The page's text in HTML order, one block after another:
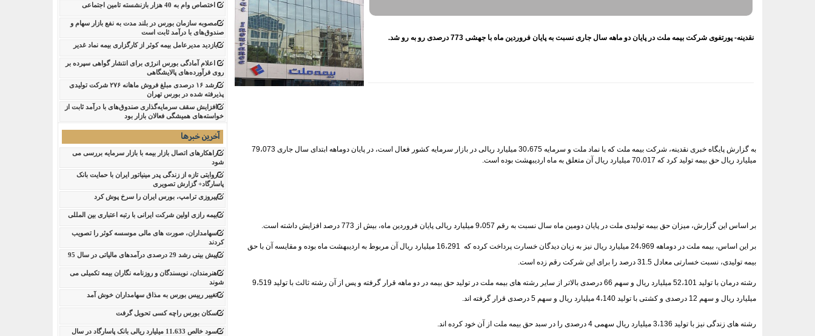
اختصاص وام به 40 هزار بازنشسته تامین اجتماعی
مصوبه سازمان بورس در بلند مدت به نفع بازار سهام و
صندوق‌های با درآمد ثابت است
بازدید مدیرعامل بیمه کوثر از کارگزاری بیمه نماد غدیر
اعلام آمادگی بورس انرژی برای انتشار گواهی سپرده بر
روی فرآورده‌های پالایشگاهی ‌
رشد ۱۶ درصدی مبلغ فروش ماهانه ۲۷۶ شرکت تولیدی
پذیرفته شده در بورس تهران
افزایش سقف سرمایه‌گذاری صندوق‌های با درآمد ثابت از
خواسته‌های همیشگی فعالان بازار بود
آخرین خبرها
راهکارهای اتصال بازار بیمه با بازار سرمایه بررسی می
شود
روایتی تازه از زندگی پدر مینیاتور ایران با حمایت بانک
پاسارگاد+ گزارش تصویری
پیروزی ترامپ، بورس ایران را سرخ پوش کرد
بیمه رازی اولین شرکت ایرانی با رتبه اعتباری بین المللی
سهامداران، صورت های مالی موسسه کوثر را تصویب
کردند
پیش بینی رشد 29 درصدی درآمدهای مالیاتی در سال 95
هنرمندان، نویسندگان و روزنامه نگاران بیمه تکمیلی می
شوند
تغییر رییس بورس به مذاق سهامداران خوش آمد
سکان بورس راچه کسی تحویل گرفت
سود خالص 11.633 میلیارد ریالی بانک پاسارگاد در سال
نقدینه- پورتفوی شرکت بیمه ملت در پایان دو ماهه سال جاری نسبت به پایان فروردین ماه با جهشی 773 درصدی رو به رو شد.
به گزارش پایگاه خبری نقدینه، شرکت بیمه ملت که با نماد ملت و سرمایه 30،675 میلیارد ریالی در بازار سرمایه کشور فعال است، در پایان دوماهه ابتدای سال جاری 79،073
میلیارد ریال حق بیمه تولید کرد که 70،017 میلیارد ریال آن متعلق به ماه اردیبهشت بوده است.
بر اساس این گزارش، میزان حق بیمه تولیدی ملت در پایان دومین ماه سال نسبت به رقم 9،057 میلیارد ریالی پایان فروردین ماه، بیش از 773 درصد افزایش داشته است.
بر این اساس، بیمه ملت در دوماهه 24،969 میلیارد ریال نیز به زیان دیدگان خسارت پرداخت کرده که 16،291 میلیارد ریال آن مربوط به اردیبهشت ماه بوده و مقایسه آن با حق
بیمه تولیدی، نسبت خسارتی معادل 31.5 درصد را برای این شرکت رقم زده است.
رشته درمان با تولید 52،101 میلیارد ریال و سهم 66 درصدی بالاتر از سایر رشته های بیمه ملت در تولید حق بیمه در دو ماهه قرار گرفته و پس از آن رشته ثالث با تولید 9،519
میلیارد ریال و سهم 12 درصدی و کشتی با تولید 4،140 میلیارد ریال و سهم 5 درصدی قرار گرفته اند.
رشته های زندگی نیز با تولید 3،136 میلیارد ریال سهمی 4 درصدی را در سبد حق بیمه ملت از آن خود کرده اند.